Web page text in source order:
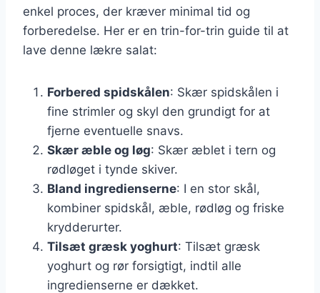
enkel proces, der kræver minimal tid og
forberedelse. Her er en trin-for-trin guide til at
lave denne lækre salat:
Forbered spidskålen: Skær spidskålen i
fine strimler og skyl den grundigt for at
fjerne eventuelle snavs.
Skær æble og løg: Skær æblet i tern og
rødløget i tynde skiver.
Bland ingredienserne: I en stor skål,
kombiner spidskål, æble, rødløg og friske
krydderurter.
Tilsæt græsk yoghurt: Tilsæt græsk
yoghurt og rør forsigtigt, indtil alle
ingredienserne er dækket.